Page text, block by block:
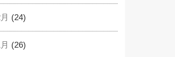
(24)
(26)